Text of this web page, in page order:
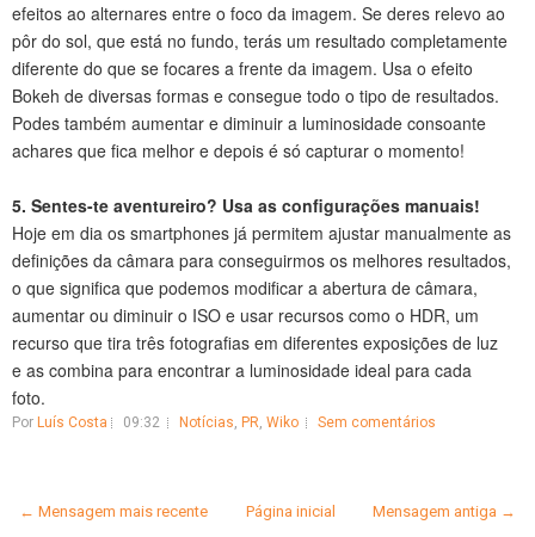
efeitos ao alternares entre o foco da imagem. Se deres relevo ao
pôr do sol, que está no fundo, terás um resultado completamente
diferente do que se focares a frente da imagem. Usa o efeito
Bokeh de diversas formas e consegue todo o tipo de resultados.
Podes também aumentar e diminuir a luminosidade consoante
achares que fica melhor e depois é só capturar o momento!
5. Sentes-te aventureiro? Usa as configurações manuais!
Hoje em dia os smartphones já permitem ajustar manualmente as
definições da câmara para conseguirmos os melhores resultados,
o que significa que podemos modificar a abertura de câmara,
aumentar ou diminuir o ISO e usar recursos como o HDR, um
recurso que tira três fotografias em diferentes exposições de luz
e as combina para encontrar a luminosidade ideal para cada
foto.
Por Luís Costa 09:32 Notícias, PR, Wiko Sem comentários
← Mensagem mais recente Mensagem antiga →
Página inicial